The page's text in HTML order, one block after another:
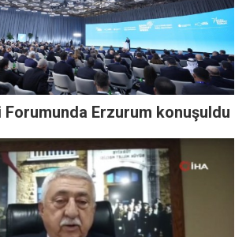
Forumunda Erzurum konuşuldu